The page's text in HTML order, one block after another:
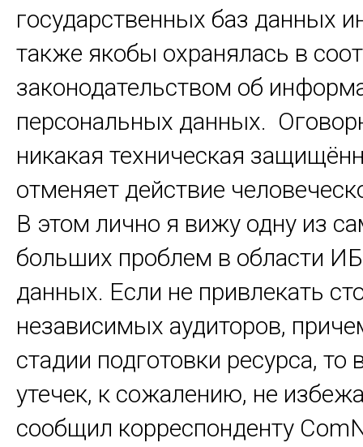
государственных баз данных
также якобы охранялась в
законодательством об
персональных данных.
никакая техническая
отменяет действие
В этом лично я вижу одну из
больших проблем в области
данных. Если не привлекать
независимых аудиторов,
стадии подготовки ресурса, то
утечек, к сожалению, не
сообщил корреспонденту